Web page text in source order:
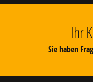
Ihr
Sie haben